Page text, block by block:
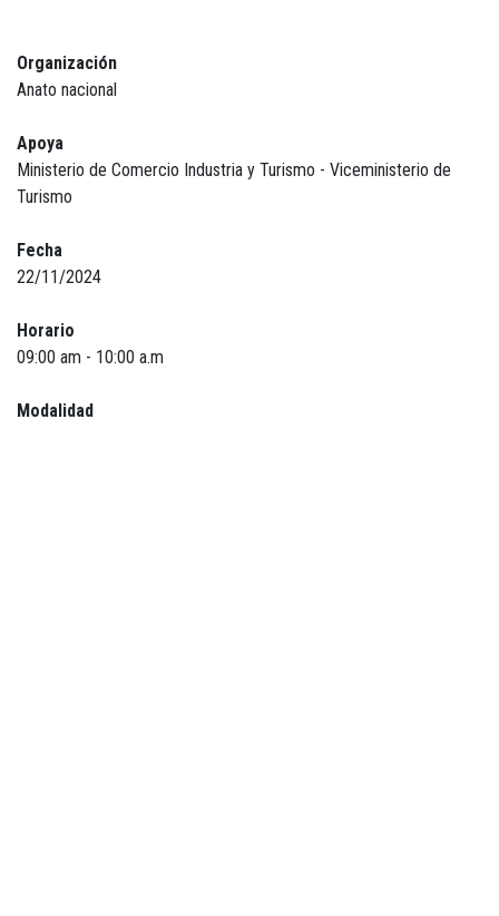
Organización
Anato nacional
Apoya
Ministerio de Comercio Industria y Turismo - Viceministerio de
Turismo
Fecha
22/11/2024
Horario
09:00 am - 10:00 a.m
Modalidad